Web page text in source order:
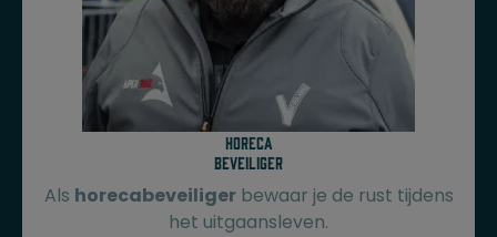
Horeca
beveiliger
Als horecabeveiligerbewaar je de rust tijdens
het uitgaansleven.